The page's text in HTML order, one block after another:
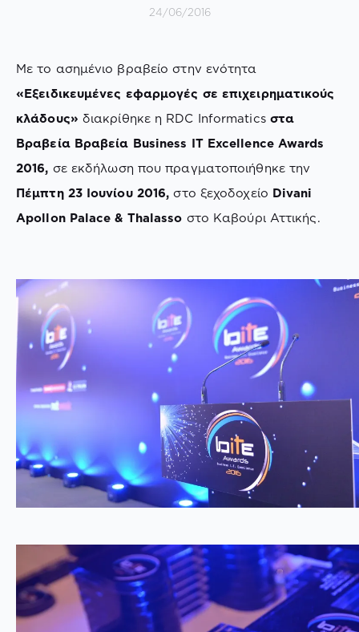
24/06/2016
Με το ασημένιο βραβείο στην ενότητα
«Εξειδικευμένες εφαρμογές σε επιχειρηματικούς
κλάδους» διακρίθηκε η RDC Informatics στα
Βραβεία Βραβεία Business IT Excellence Awards
2016, σε εκδήλωση που πραγματοποιήθηκε την
Πέμπτη 23 Ιουνίου 2016, στο ξεχοδοχείο Divani
Apollon Palace & Thalasso στο Καβούρι Αττικής.